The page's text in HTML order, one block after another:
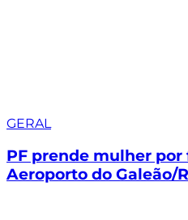
GERAL
PF prende mulher
Aeroporto do Galeão/